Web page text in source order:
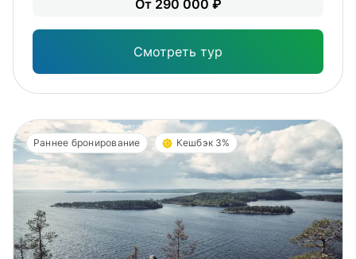
От 290 000 ₽
Смотреть тур
Раннее бронирование Кешбэк 3%